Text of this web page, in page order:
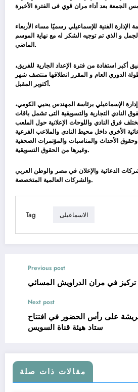
الفنية للإسماعيلي رسميًا مساء الأربعاء
و الذي تم توجيه الشكر له مع نهاية الموسم
الماضي.
أكبر استفادة من فترة الإعداد الجارية للفريق،
الدوري العام و المقرر انطلاقها منتصف شهر
أكتوبر المقبل.
الإسماعيلي برئاسة المهندس يحيي الكومي،
النادي التجارية والتسويقية التى تشمل باقات
فرق النادي واللوحات الإعلانية حول الملعب
الأخري داخل محيط النادي والملاعب الفرعية
الأحداث والمناسبات والمؤتمرات الصحفية
وغيرها من الحقوق التسويقية.
الدعائية والإعلان في مصر والوطن العربي
والشركات العالمية المتخصصة.
Tag الاسماعيلى
Previous post
في مران الدراويش المسائي
Next post
على رأس الحضور في افتتاح
ستاد هيئة قناة السويس
مقالات ذات صلة